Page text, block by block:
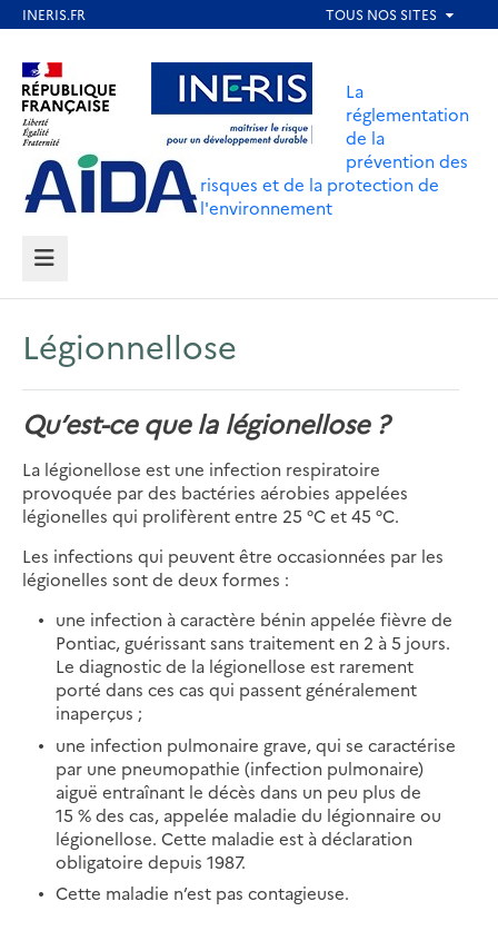
contenu
principal
Aller au contenu Aller au menu
Aller au pied de page
La
réglementation
de la
prévention des
risques et de la protection de
l'environnement
MENU
Légionnellose
Qu’est-ce que la légionellose ?
La légionellose est une infection respiratoire
provoquée par des bactéries aérobies appelées
légionelles qui prolifèrent entre 25 °C et 45 °C.
Les infections qui peuvent être occasionnées par les
légionelles sont de deux formes :
une infection à caractère bénin appelée fièvre de
Pontiac, guérissant sans traitement en 2 à 5 jours.
Le diagnostic de la légionellose est rarement
porté dans ces cas qui passent généralement
inaperçus ;
une infection pulmonaire grave, qui se caractérise
par une pneumopathie (infection pulmonaire)
aiguë entraînant le décès dans un peu plus de
15 % des cas, appelée maladie du légionnaire ou
légionellose. Cette maladie est à déclaration
obligatoire depuis 1987.
Cette maladie n’est pas contagieuse.